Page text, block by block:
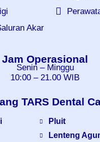
Akar
Jam Operasional
Senin – Minggu
10:00 – 21.00 WIB
TARS Dental
Pluit
Lenteng